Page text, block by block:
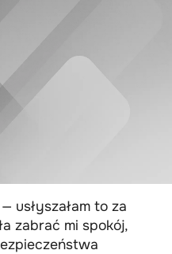
usłyszałam to za
zabrać mi spokój,